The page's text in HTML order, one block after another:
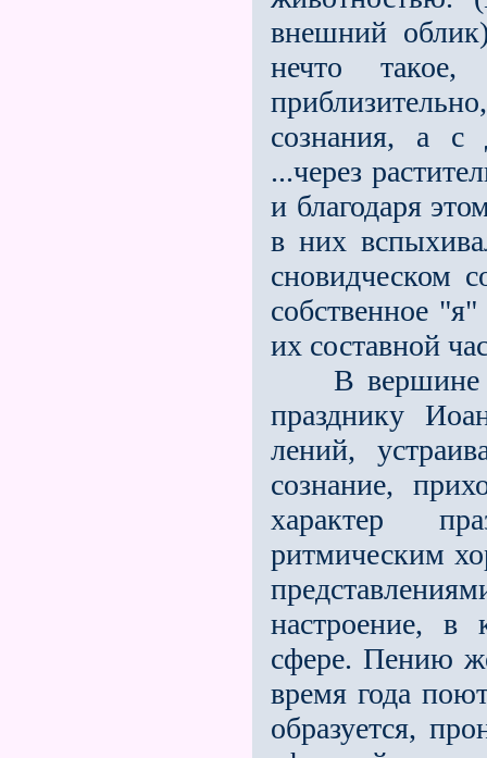
внешний
нечто
сознания, а с
...через
и благодаря
в них
сновидческом
собственное
их составной
В вершине
празднику
лений,
сознание,
характер
ритмическим
настроение, в
сфере. Пению
время года
образуется,